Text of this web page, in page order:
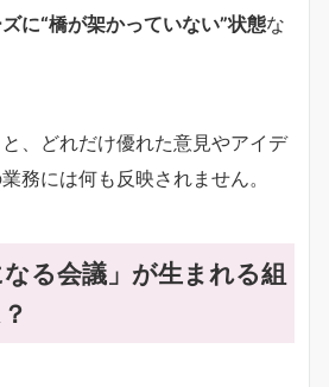
に“橋が架かっていない”状態な
、どれだけ優れた意見やアイデ
務には何も反映されません。
なる会議」が生まれる組